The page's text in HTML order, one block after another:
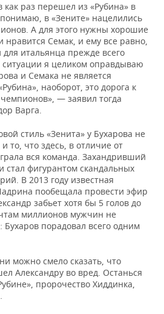
как раз перешел из «Рубина» в
в «Зените» нацелились
А для этого нужны хорошие
нравится Семак, и ему все равно,
итальянца прежде всего
я целиком оправдываю
и Семака не является
наоборот, это дорога к
— заявил тогда
Варга.
стиль «Зенита» у Бухарова не
то, что здесь, в отличие от
вся команда. Захандривший
стал фигурантом скандальных
В 2013 году известная
пообещала провести эфир
забьет хотя бы 5 голов до
миллионов мужчин не
порадовал всего одним
можно смело сказать, что
Александру во вред. Останься
пророчество Хиддинка,